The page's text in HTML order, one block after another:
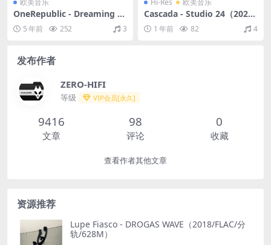
欧美音乐
OneRepublic - Dreaming O
ut Loud (2007/FLAC/分轨/3
75M)5 年前 252 3
Hi-Res 欧美音乐
Cascada - Studio 24（2024/
FLAC/分轨/599M）(24bit/4
4.1kHz)
1 年前 82 4
发布作者
ZERO-HIFI
等级 VIP会员[永久]
9416
文章
98
评论
0
收藏
查看作者其他文章
资源推荐
Lupe Fiasco - DROGAS WAVE（2018/FLAC/分
轨/628M）